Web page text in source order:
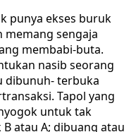
punya ekses buruk
memang sengaja
membabi-buta.
nasib seorang
dibunuh- terbuka
Tapol yang
untuk tak
atau A; dibuang atau